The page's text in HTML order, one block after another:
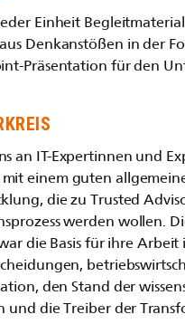
Einheit
Denkanstößen in der
Präsentation für den
an IT-Expertinnen und
einem guten
die zu Trusted
werden wollen.
die Basis für ihre
den Stand der
und die Treiber der